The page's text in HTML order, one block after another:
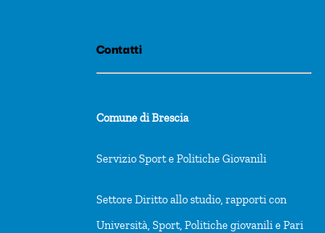
Contatti
Comune di Brescia
Servizio Sport e Politiche Giovanili
Settore Diritto allo studio, rapporti con
Università, Sport, Politiche giovanili e Pari